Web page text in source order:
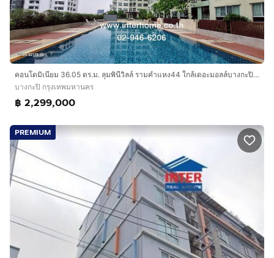
คอนโดมิเนียม 36.05 ตร.ม. ลุมพินีวิลล์ รามคำแหง44 ใกล้เดอะมอลล์บางกะปิ ปากซอยรามคำแหง44 ถนนรามคำแหง เขตบางกะปิ กรุงเทพมหานคร
บางกะปิ กรุงเทพมหานคร
฿ 2,299,000
PREMIUM